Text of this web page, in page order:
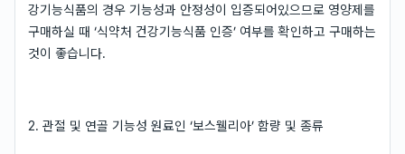
강기능식품의 경우 기능성과 안정성이 입증되어있으므로 영양제를
구매하실 때 ‘식약처 건강기능식품 인증’ 여부를 확인하고 구매하는
것이 좋습니다.
2. 관절 및 연골 기능성 원료인 ‘보스웰리아’ 함량 및 종류